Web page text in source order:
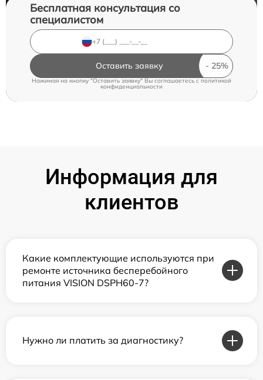
Бесплатная консультация со
специалистом
Оставить заявку
Нажимая на кнопку "Оставить заявку" Вы соглашаетесь cполитикой
конфиденциальности
Информация для
клиентов
Какие комплектующие используются при
ремонте источника бесперебойного
питания VISION DSPH60-7?
Нужно ли платить за диагностику?